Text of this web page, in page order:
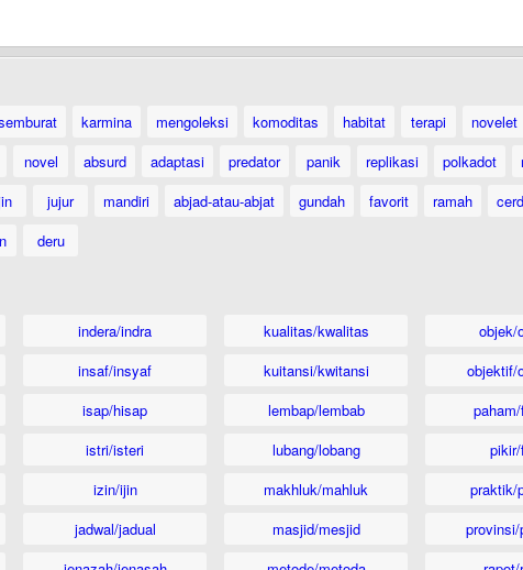
karmina mengoleksi komoditas habitat terapi novelet
novel absurd adaptasi predator panik replikasi polkadot
jujur mandiri abjad-atau-abjat gundah favorit ramah
deru
indera/indra
insaf/insyaf
isap/hisap
istri/isteri
izin/ijin
jadwal/jadual
kualitas/kwalitas
kuitansi/kwitansi
lembap/lembab
lubang/lobang
makhluk/mahluk
masjid/mesjid
objek/
objektif/
praktik/